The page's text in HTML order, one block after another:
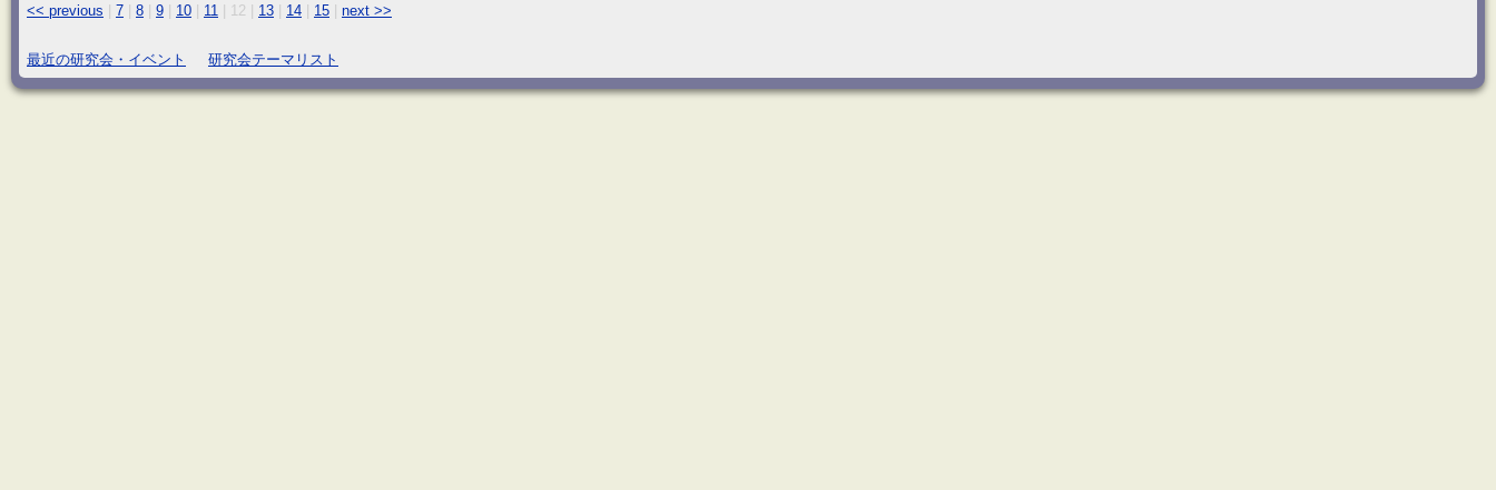
<< previous 7 8 9 10 11 12 13 14 15 next >>
最近の研究会・イベント 研究会テーマリスト